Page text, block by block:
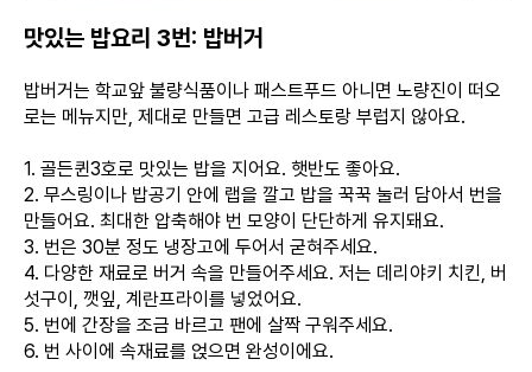
맛있는 밥요리 3번: 밥버거
밥버거는 학교앞 불량식품이나 패스트푸드 아니면 노량진이 떠오
로는 메뉴지만, 제대로 만들면 고급 레스토랑 부럽지 않아요.
1. 골든퀸3호로 맛있는 밥을 지어요. 햇반도 좋아요.
2. 무스링이나 밥공기 안에 랩을 깔고 밥을 꾹꾹 눌러 담아서 번을
만들어요. 최대한 압축해야 번 모양이 단단하게 유지돼요.
3. 번은 30분 정도 냉장고에 두어서 굳혀주세요.
4. 다양한 재료로 버거 속을 만들어주세요. 저는 데리야키 치킨, 버
섯구이, 깻잎, 계란프라이를 넣었어요.
5. 번에 간장을 조금 바르고 팬에 살짝 구워주세요.
6. 번 사이에 속재료를 얹으면 완성이에요.